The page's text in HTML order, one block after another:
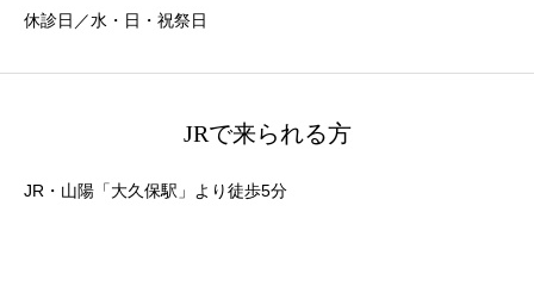
休診日／水・日・祝祭日
JRで来られる方
JR・山陽「大久保駅」より徒歩5分